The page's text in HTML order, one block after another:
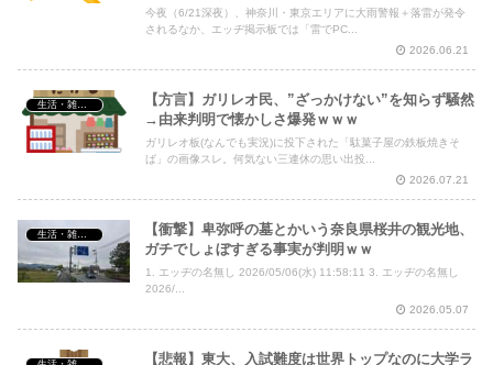
今夜（6/21深夜）、神奈川・東京エリアに大雨警報＋落雷が発令
されるなか、エッヂ掲示板では「雷でPC...
2026.06.21
生活・雑談・恋愛
【方言】ガリレオ民、”ざっかけない”を知らず騒然
→由来判明で懐かしさ爆発ｗｗｗ
ガリレオ板(なんでも実況)に投下された「駄菓子屋の鉄板焼きそ
ば」の画像スレ。何気ない三連休の思い出投...
2026.07.21
生活・雑談・恋愛
【衝撃】卑弥呼の墓とかいう奈良県桜井の観光地、
ガチでしょぼすぎる事実が判明ｗｗ
1. エッヂの名無し 2026/05/06(水) 11:58:11 3. エッヂの名無し
2026/...
2026.05.07
【悲報】東大、入試難度は世界トップなのに大学ラ